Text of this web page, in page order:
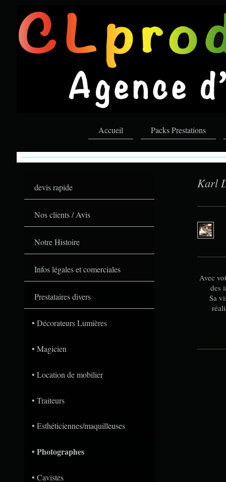
Accueil Packs Prestations
CLproduction.fr
votre partenaire évènementiel
Karl
Avec
des
Sa
devis rapide
Nos clients / Avis
Notre Histoire
Infos légales et comerciales
Prestataires divers
Décorateurs Lumières
Magicien
Location de mobilier
Traiteurs
Esthéticiennes/maquilleuses
Photographes
Cavistes